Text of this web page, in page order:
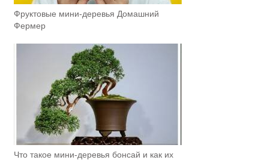
Фруктовыe мини-деревья Домашний
Фермер
Что такое мини-деревья бонсай и как их